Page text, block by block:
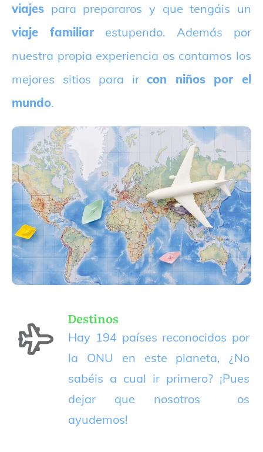
viajes para prepararos y que tengáis un
viaje familiarestupendo. Además por
nuestra propia experiencia os contamos los
mejores sitios para ircon niños por el
mundo.
Destinos
Hay 194 países reconocidos por
la ONU en este planeta, ¿No
sabéis a cual ir primero? ¡Pues
dejar que nosotros os
ayudemos!